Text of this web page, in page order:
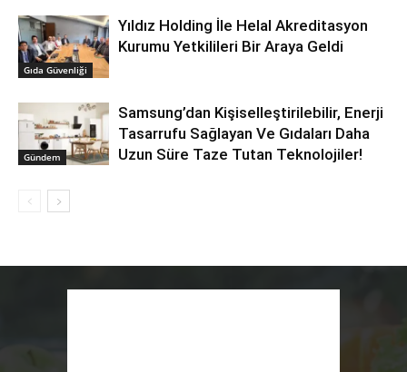
Gıda Güvenliği
Yıldız Holding İle Helal Akreditasyon
Kurumu Yetkilileri Bir Araya Geldi
Gündem
Samsung’dan Kişiselleştirilebilir, Enerji
Tasarrufu Sağlayan Ve Gıdaları Daha
Uzun Süre Taze Tutan Teknolojiler!